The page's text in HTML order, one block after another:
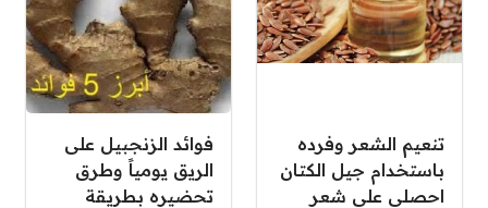
تنعيم الشعر وفرده
باستخدام جيل الكتان
احصلي على شعر
فوائد الزنجبيل على
الريق يومياً وطرق
تحضيره بطريقة